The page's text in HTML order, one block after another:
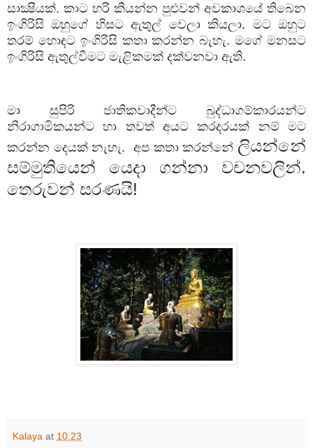
සාක්‍ෂියක්. කාට හරි කියන්න පුළුවන් අවකාශයේ තිබෙන
ඉංගිරිසි ඔහුගේ හිසට ඇතුල් වෙලා කියලා. මට ඔහුට
තරම් හොඳට ඉංගිරිසි කතා කරන්න බැහැ.මගේ මනසට
ඉංගිරිසි ඇතුල්වීමට මැළිකමක් දක්වනවා ඇති.
මා සුපිරි ජාතිකවාදීන්ට
බුද්ධාගම්කාරයන්ට
නිරාගාමිකයන්ට
හා තවත් අයට කරදරයක් නම්
මට
කරන්න දෙයක් නැහැ. අප කතා කරන්නේ ලියන්නේ
සම්මුතියෙන්
යෙදා ගන්නා වචනවලින්.
තෙරුවන් සරණයි!
Kalaya at 10:23